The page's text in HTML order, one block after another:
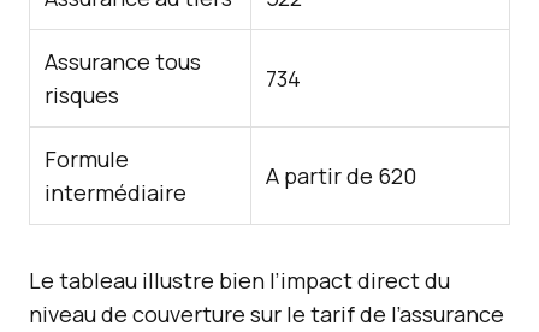
Assurance tous
risques
734
Formule
intermédiaire
A partir de 620
Le tableau illustre bien l’impact direct du
niveau de couverture sur le tarif de l’assurance